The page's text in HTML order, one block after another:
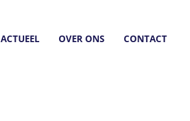
ACTUEEL OVER ONS CONTACT